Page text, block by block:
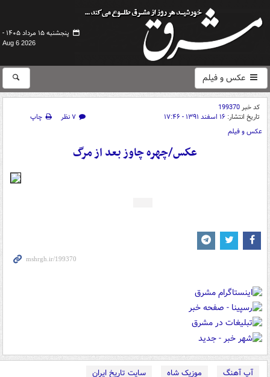
پنجشنبه ۱۵ مرداد ۱۴۰۵ -
Aug 6 2026
عکس و فیلم
کد خبر199370
تاریخ انتشار: ۱۶ اسفند ۱۳۹۱ - ۱۷:۴۶ ۷ نظر
چاپ
عکس و فیلم
عكس/چهره چاوز بعد از مرگ
آپ آهنگ موزیک شاه
سایت تاریخ ایران